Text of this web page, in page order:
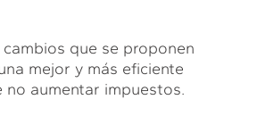
que se proponen
mejor y más eficiente
aumentar impuestos.